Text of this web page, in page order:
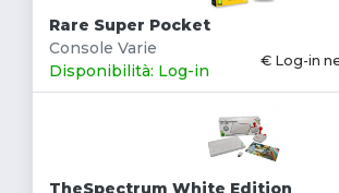
Rare Super Pocket
Console Varie
Disponibilità: Log-in
€ Log-in
TheSpectrum White Edition